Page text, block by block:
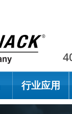
行业应用